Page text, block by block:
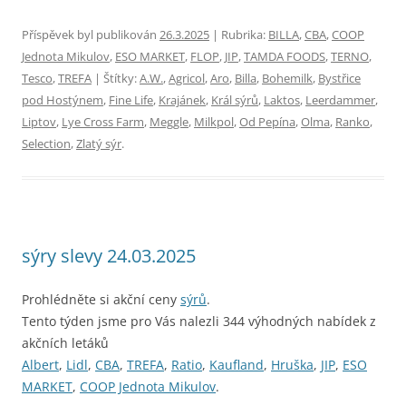
Příspěvek byl publikován 26.3.2025 | Rubrika: BILLA,CBA,COOP
Jednota Mikulov, ESO MARKET, FLOP, JIP,TAMDA FOODS,TERNO,
Tesco,TREFA | Štítky:A.W.,Agricol,Aro, Billa, Bohemilk, Bystřice
pod Hostýnem, Fine Life, Krajánek, Král sýrů, Laktos, Leerdammer,
Liptov, Lye Cross Farm, Meggle, Milkpol,Od Pepína,Olma, Ranko,
Selection,Zlatý sýr.
sýry slevy 24.03.2025
Prohlédněte si akční ceny sýrů.
Tento týden jsme pro Vás nalezli 344 výhodných nabídek z
akčních letáků
Albert, Lidl, CBA, TREFA, Ratio, Kaufland, Hruška, JIP, ESO
MARKET, COOP Jednota Mikulov.